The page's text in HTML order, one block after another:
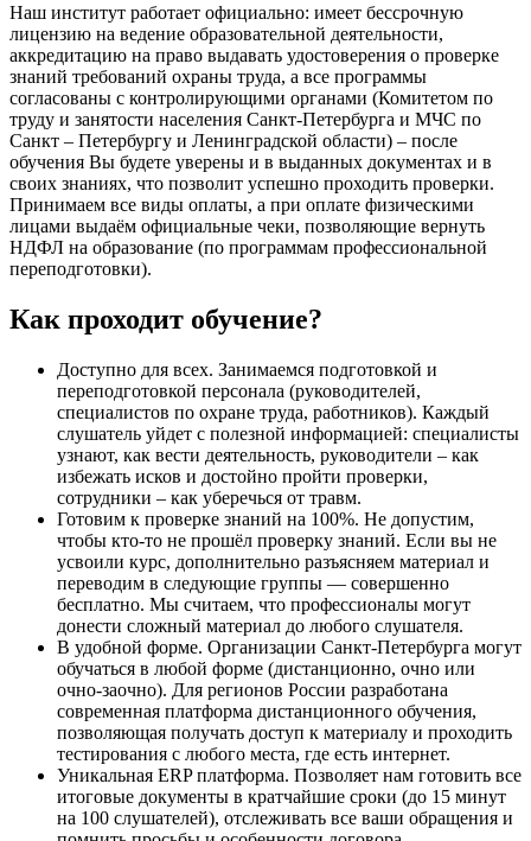
Наш институт работает официально: имеет бессрочную
лицензию на ведение образовательной деятельности,
аккредитацию на право выдавать удостоверения о проверке
знаний требований охраны труда, а все программы
согласованы с контролирующими органами (Комитетом по
труду и занятости населения Санкт-Петербурга и МЧС по
Санкт – Петербургу и Ленинградской области) – после
обучения Вы будете уверены и в выданных документах и в
своих знаниях, что позволит успешно проходить проверки.
Принимаем все виды оплаты, а при оплате физическими
лицами выдаём официальные чеки, позволяющие вернуть
НДФЛ на образование (по программам профессиональной
переподготовки).
Как проходит обучение?
Доступно для всех. Занимаемся подготовкой и
переподготовкой персонала (руководителей,
специалистов по охране труда, работников). Каждый
слушатель уйдет с полезной информацией: специалисты
узнают, как вести деятельность, руководители – как
избежать исков и достойно пройти проверки,
сотрудники – как уберечься от травм.
Готовим к проверке знаний на 100%. Не допустим,
чтобы кто-то не прошёл проверку знаний. Если вы не
усвоили курс, дополнительно разъясняем материал и
переводим в следующие группы — совершенно
бесплатно. Мы считаем, что профессионалы могут
донести сложный материал до любого слушателя.
В удобной форме. Организации Санкт-Петербурга могут
обучаться в любой форме (дистанционно, очно или
очно-заочно). Для регионов России разработана
современная платформа дистанционного обучения,
позволяющая получать доступ к материалу и проходить
тестирования с любого места, где есть интернет.
Уникальная ERP платформа. Позволяет нам готовить все
итоговые документы в кратчайшие сроки (до 15 минут
на 100 слушателей), отслеживать все ваши обращения и